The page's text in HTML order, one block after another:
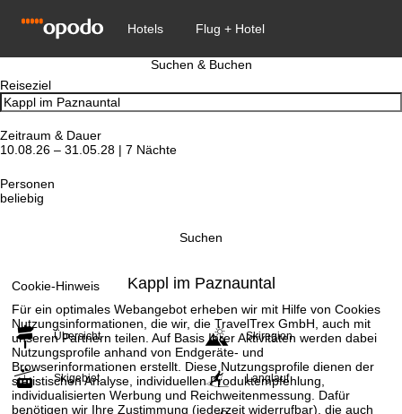
Cookie-Hinweis
Für ein optimales Webangebot erheben wir mit Hilfe von Cookies
Nutzungsinformationen, die wir, die TravelTrex GmbH, auch mit
unseren Partnern teilen. Auf Basis Ihrer Aktivitäten werden dabei
Nutzungsprofile anhand von Endgeräte- und
Browserinformationen erstellt. Diese Nutzungsprofile dienen der
statistischen Analyse, individuellen Produktempfehlung,
individualisierten Werbung und Reichweitenmessung. Dafür
benötigen wir Ihre Zustimmung (jederzeit widerrufbar), die auch
Suchen & Buchen
Reiseziel
Zeitraum & Dauer
10.08.26 – 31.05.28 | 7 Nächte
Personen
beliebig
Suchen
Kappl im Paznauntal
Übersicht Skiregion
Skigebiet Langlauf